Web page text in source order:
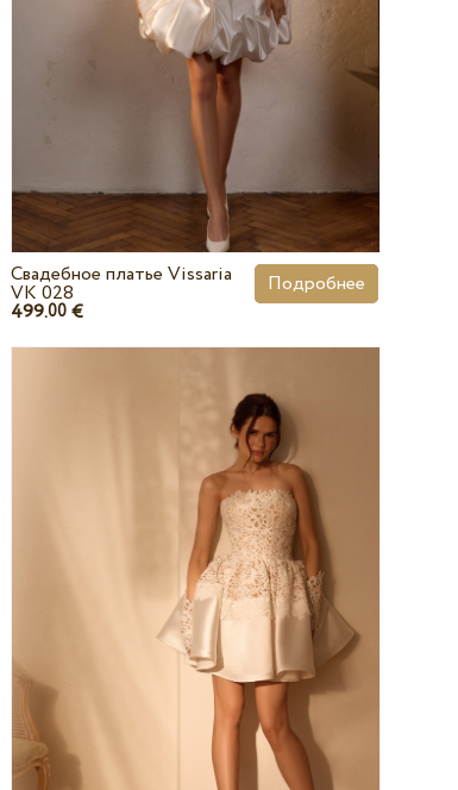
Свадебное платье Vissaria
VK 028
499.00€
Подробнее